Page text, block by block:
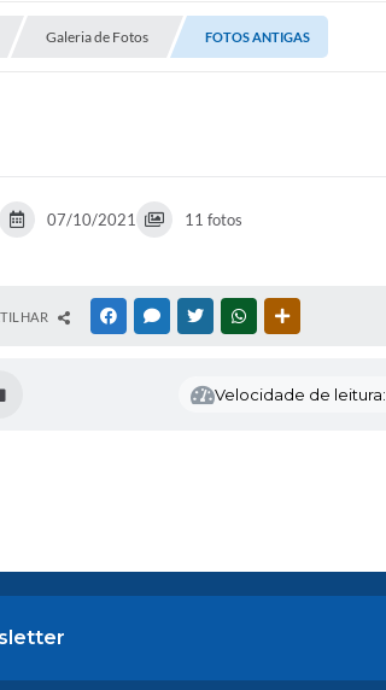
Galeria de Fotos FOTOS ANTIGAS
07/10/2021 11 fotos
FACEBOOKMESSENGER
TWITTERWHATSAPP
Velocidade de leitura: